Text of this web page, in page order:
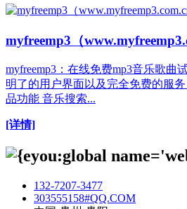
myfreemp3（
myfreemp3：在线免费mp3音乐歌
明了的用户界面以及完全免费的服
品功能 音乐搜索...
[详情]
132-7207-3477
303555158#QQ.COM